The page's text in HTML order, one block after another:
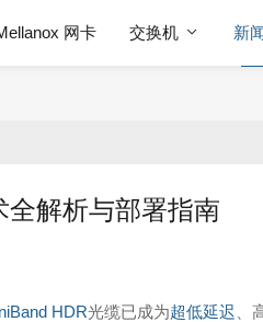
网卡 交换机 新
全解析与部署指南
HDR光缆已成为超低延迟